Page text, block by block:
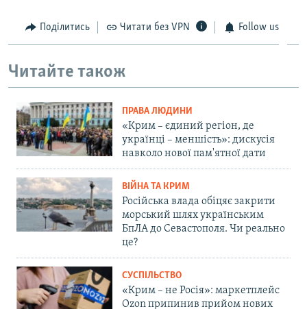
Поділитись Читати без VPN Follow us
Читайте також
ПРАВА ЛЮДИНИ
«Крим – єдиний регіон, де
українці – меншість»: дискусія
навколо нової пам'ятної дати
ВІЙНА ТА КРИМ
Російська влада обіцяє закрити
морський шлях українським
БпЛА до Севастополя. Чи реально
це?
СУСПІЛЬСТВО
«Крим – не Росія»: маркетплейс
Ozon припинив прийом нових